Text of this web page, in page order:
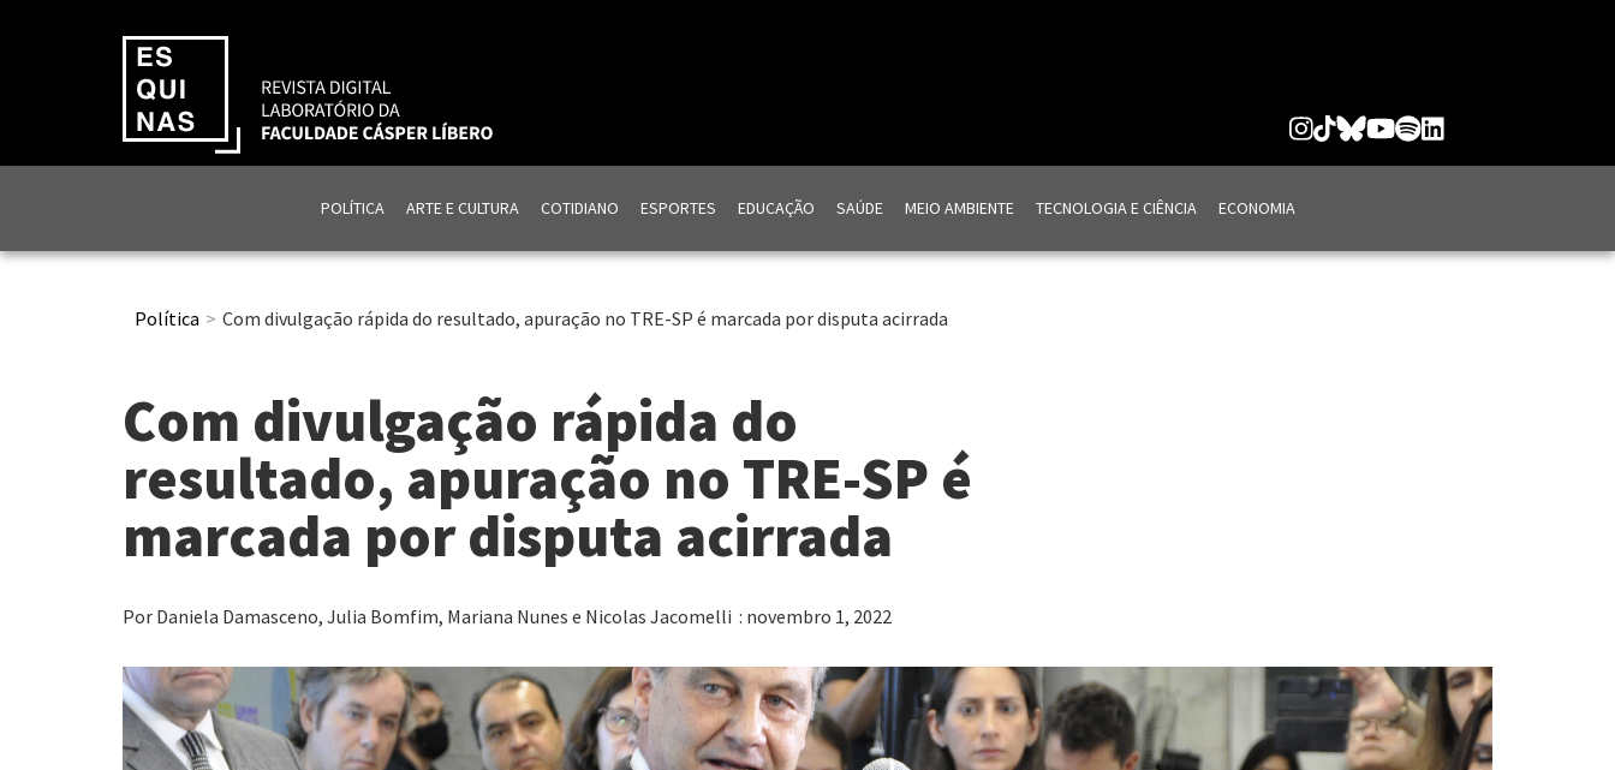
POLÍTICA ARTE E CULTURA COTIDIANO ESPORTES EDUCAÇÃO SAÚDE MEIO AMBIENTE TECNOLOGIA E CIÊNCIA ECONOMIA
Política Com divulgação rápida do resultado, apuração no TRE-SP é marcada por disputa acirrada
Com divulgação rápida do
resultado, apuração no TRE-SP é
marcada por disputa acirrada
Por Daniela Damasceno, Julia Bomfim, Mariana Nunes e Nicolas Jacomelli : novembro 1, 2022